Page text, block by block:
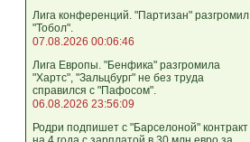
Лига кoнференций. "Партизан" разгромил
"Тобол".
07.08.2026 00:06:46
Лига Европы. "Бенфика" разгромила
"Хартс", "Зальцбург" не без труда
справился с "Пафосом".
06.08.2026 23:56:09
Родри подпишет с "Барселоной" контракт